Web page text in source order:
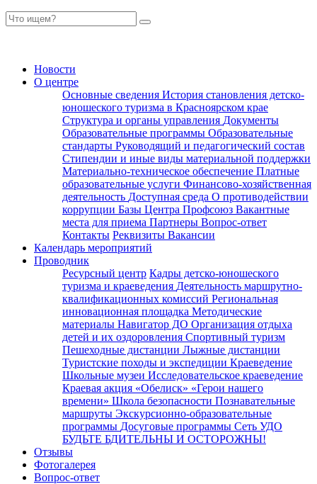
Новости
О центре
Основные сведения История становления детско-
юношеского туризма в Красноярском крае
Структура и органы управления Документы
Образовательные программы Образовательные
стандарты Руководящий и педагогический состав
Стипендии и иные виды материальной поддержки
Материально-техническое обеспечение Платные
образовательные услуги Финансово-хозяйственная
деятельность Доступная среда О противодействии
коррупции Базы Центра Профсоюз Вакантные
места для приема Партнеры Вопрос-ответ
Контакты Реквизиты Вакансии
Календарь мероприятий
Проводник
Ресурсный центр Кадры детско-юношеского
туризма и краеведения Деятельность маршрутно-
квалификационных комиссий Региональная
инновационная площадка Методические
материалы Навигатор ДО Организация отдыха
детей и их оздоровления Спортивный туризм
Пешеходные дистанции Лыжные дистанции
Туристские походы и экспедиции Краеведение
Школьные музеи Исследовательское краеведение
Краевая акция «Обелиск» «Герои нашего
времени» Школа безопасности Познавательные
маршруты Экскурсионно-образовательные
программы Досуговые программы Сеть УДО
БУДЬТЕ БДИТЕЛЬНЫ И ОСТОРОЖНЫ!
Отзывы
Фотогалерея
Вопрос-ответ